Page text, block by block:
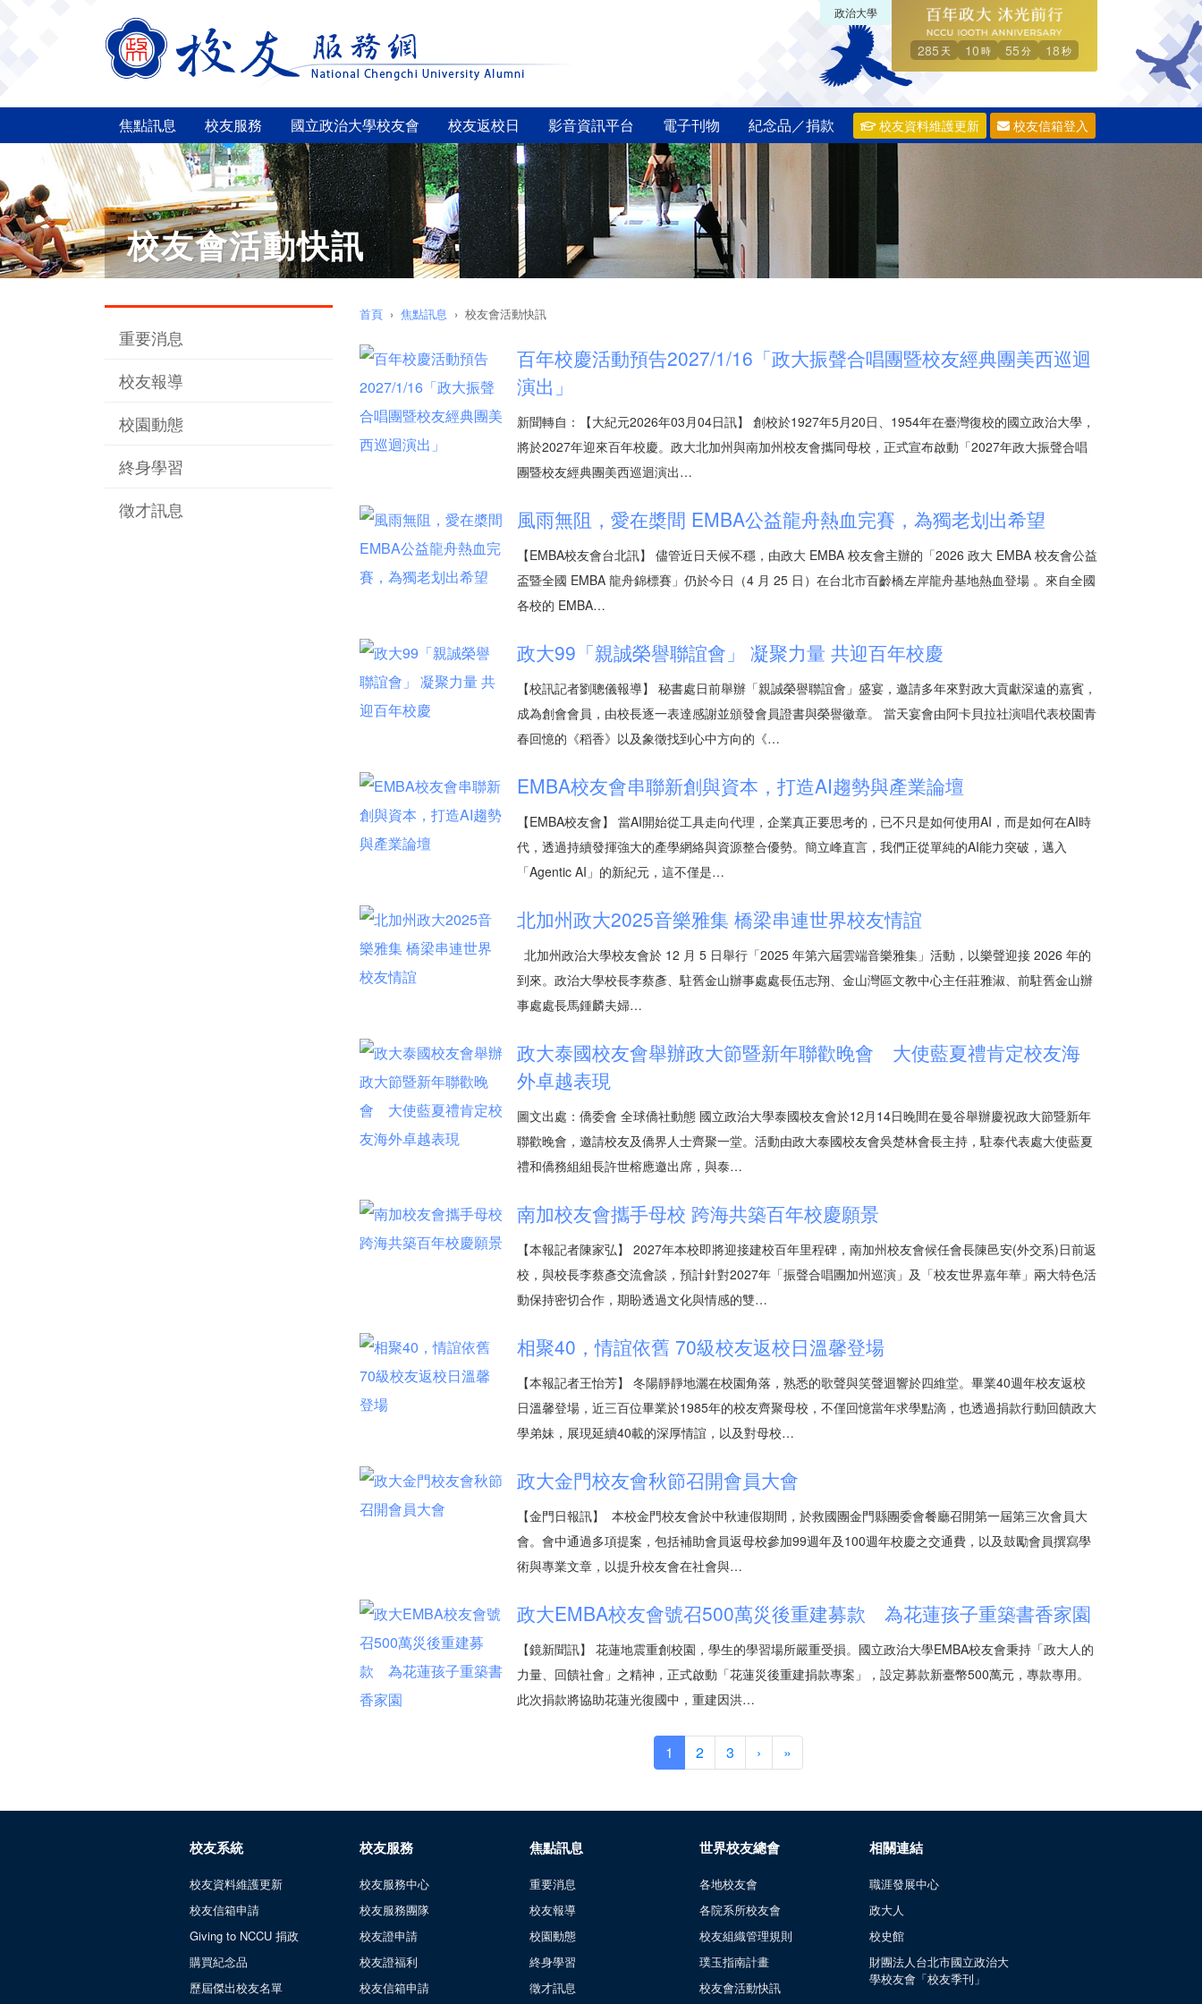
政治大學
285 天 10時 55分 17秒
焦點訊息 校友服務 國立政治大學校友會 校友返校日 影音資訊平台 電子刊物 紀念品／捐款 校友資料維護更新 校友信箱登入
校友會活動快訊
重要消息
校友報導
校園動態
終身學習
徵才訊息
首頁 焦點訊息 校友會活動快訊
百年校慶活動預告2027/1/16「政大振聲合唱團暨校友經典團美西巡迴
演出」
新聞轉自：【大紀元2026年03月04日訊】 創校於1927年5月20日、1954年在臺灣復校的國立政治大學，
將於2027年迎來百年校慶。政大北加州與南加州校友會攜同母校，正式宣布啟動「2027年政大振聲合唱
團暨校友經典團美西巡迴演出…
風雨無阻，愛在槳間 EMBA公益龍舟熱血完賽，為獨老划出希望
【EMBA校友會台北訊】 儘管近日天候不穩，由政大 EMBA 校友會主辦的「2026 政大 EMBA 校友會公益
盃暨全國 EMBA 龍舟錦標賽」仍於今日（4 月 25 日）在台北市百齡橋左岸龍舟基地熱血登場 。來自全國
各校的 EMBA…
政大99「親誠榮譽聯誼會」 凝聚力量 共迎百年校慶
【校訊記者劉聰儀報導】 秘書處日前舉辦「親誠榮譽聯誼會」盛宴，邀請多年來對政大貢獻深遠的嘉賓，
成為創會會員，由校長逐一表達感謝並頒發會員證書與榮譽徽章。 當天宴會由阿卡貝拉社演唱代表校園青
春回憶的《稻香》以及象徵找到心中方向的《…
EMBA校友會串聯新創與資本，打造AI趨勢與產業論壇
【EMBA校友會】 當AI開始從工具走向代理，企業真正要思考的，已不只是如何使用AI，而是如何在AI時
代，透過持續發揮強大的產學網絡與資源整合優勢。簡立峰直言，我們正從單純的AI能力突破，邁入
「Agentic AI」的新紀元，這不僅是…
北加州政大2025音樂雅集 橋梁串連世界校友情誼
北加州政治大學校友會於 12 月 5 日舉行「2025 年第六屆雲端音樂雅集」活動，以樂聲迎接 2026 年的
到來。政治大學校長李蔡彥、駐舊金山辦事處處長伍志翔、金山灣區文教中心主任莊雅淑、前駐舊金山辦
事處處長馬鍾麟夫婦…
政大泰國校友會舉辦政大節暨新年聯歡晚會 大使藍夏禮肯定校友海
外卓越表現
圖文出處：僑委會 全球僑社動態 國立政治大學泰國校友會於12月14日晚間在曼谷舉辦慶祝政大節暨新年
聯歡晚會，邀請校友及僑界人士齊聚一堂。活動由政大泰國校友會吳楚林會長主持，駐泰代表處大使藍夏
禮和僑務組組長許世榕應邀出席，與泰…
南加校友會攜手母校 跨海共築百年校慶願景
【本報記者陳家弘】 2027年本校即將迎接建校百年里程碑，南加州校友會候任會長陳邑安(外交系)日前返
校，與校長李蔡彥交流會談，預計針對2027年「振聲合唱團加州巡演」及「校友世界嘉年華」兩大特色活
動保持密切合作，期盼透過文化與情感的雙…
相聚40，情誼依舊 70級校友返校日溫馨登場
【本報記者王怡芳】 冬陽靜靜地灑在校園角落，熟悉的歌聲與笑聲迴響於四維堂。畢業40週年校友返校
日溫馨登場，近三百位畢業於1985年的校友齊聚母校，不僅回憶當年求學點滴，也透過捐款行動回饋政大
學弟妹，展現延續40載的深厚情誼，以及對母校…
政大金門校友會秋節召開會員大會
【金門日報訊】 本校金門校友會於中秋連假期間，於救國團金門縣團委會餐廳召開第一屆第三次會員大
會。會中通過多項提案，包括補助會員返母校參加99週年及100週年校慶之交通費，以及鼓勵會員撰寫學
術與專業文章，以提升校友會在社會與…
政大EMBA校友會號召500萬災後重建募款 為花蓮孩子重築書香家園
【鏡新聞訊】 花蓮地震重創校園，學生的學習場所嚴重受損。國立政治大學EMBA校友會秉持「政大人的
力量、回饋社會」之精神，正式啟動「花蓮災後重建捐款專案」，設定募款新臺幣500萬元，專款專用。
此次捐款將協助花蓮光復國中，重建因洪…
1 2 3 › »
校友系統
校友資料維護更新
校友信箱申請
Giving to NCCU 捐政
購買紀念品
歷屆傑出校友名單
校友服務
校友服務中心
校友服務團隊
校友證申請
校友證福利
校友信箱申請
焦點訊息
重要消息
校友報導
校園動態
終身學習
徵才訊息
世界校友總會
各地校友會
各院系所校友會
校友組織管理規則
璞玉指南計畫
校友會活動快訊
相關連結
職涯發展中心
政大人
校史館
財團法人台北市國立政治大
學校友會「校友季刊」